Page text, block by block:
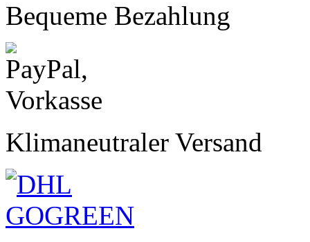
Bequeme Bezahlung
Klimaneutraler Versand